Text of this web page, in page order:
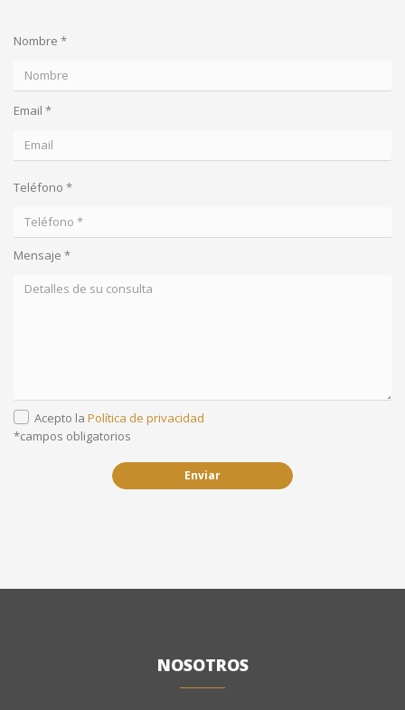
Nombre *
Email *
Teléfono *
Mensaje *
Acepto laPolítica de privacidad
*campos obligatorios
Enviar
NOSOTROS